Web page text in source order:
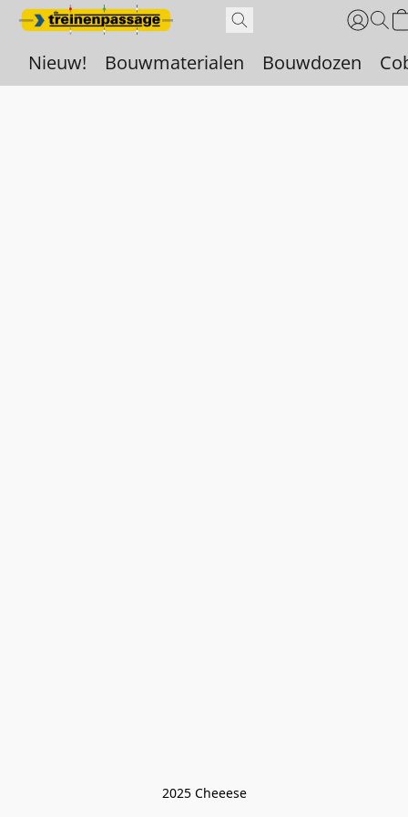
Nieuw! Bouwmaterialen Bouwdozen
2025 Cheeese